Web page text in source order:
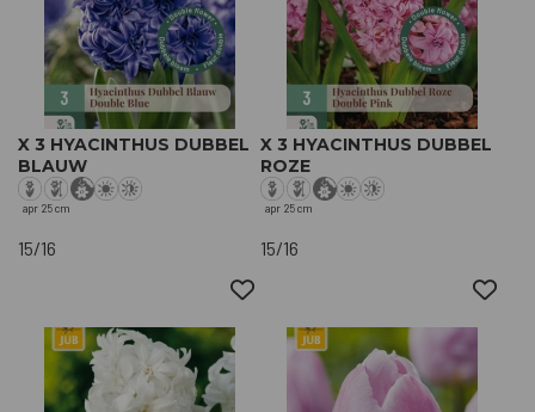
X 3 HYACINTHUS DUBBEL
BLAUW
apr 25 cm
15/16
X 3 HYACINTHUS DUBBEL
ROZE
apr 25 cm
15/16